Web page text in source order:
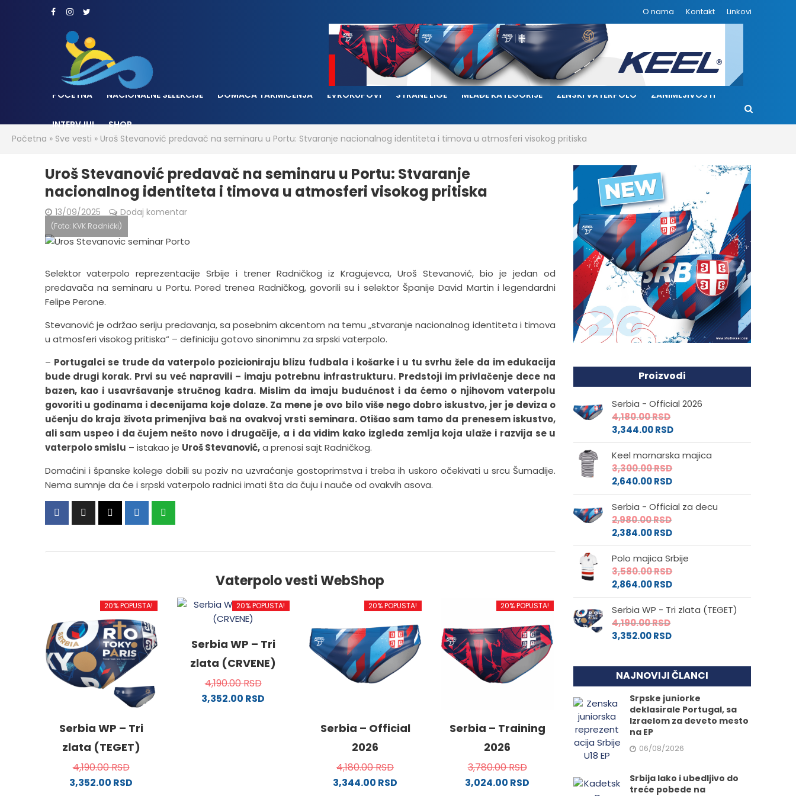
O nama Kontakt Linkovi
POČETNA NACIONALNE SELEKCIJE DOMAĆA TAKMIČENJA EVROKUPOVI STRANE LIGE MLAĐE KATEGORIJE ŽENSKI VATERPOLO ZANIMLJIVOSTI
INTERVJUI
SHOP
Početna » Sve vesti » Uroš Stevanović predavač na seminaru u Portu: Stvaranje nacionalnog identiteta i timova u atmosferi visokog pritiska
Uroš Stevanović predavač na seminaru u Portu: Stvaranje
nacionalnog identiteta i timova u atmosferi visokog pritiska
13/09/2025 Dodaj komentar
(Foto: KVK Radnički)
Selektor vaterpolo reprezentacije Srbije i trener Radničkog iz Kragujevca, Uroš Stevanović, bio je jedan od
predavača na seminaru u Portu. Pored trenea Radničkog, govorili su i selektor Španije David Martin i legendardni
Felipe Perone.
Stevanović je održao seriju predavanja, sa posebnim akcentom na temu „stvaranje nacionalnog identiteta i timova
u atmosferi visokog pritiska“ – definiciju gotovo sinonimnu za srpski vaterpolo.
– Portugalci se trude da vaterpolo pozicioniraju blizu fudbala i košarke i u tu svrhu žele da im edukacija
bude drugi korak. Prvi su već napravili – imaju potrebnu infrastrukturu. Predstoji im privlačenje dece na
bazen, kao i usavršavanje stručnog kadra. Mislim da imaju budućnost i da ćemo o njihovom vaterpolu
govoriti u godinama i decenijama koje dolaze. Za mene je ovo bilo više nego dobro iskustvo, jer je deviza o
učenju do kraja života primenjiva baš na ovakvoj vrsti seminara. Otišao sam tamo da prenesem iskustvo,
ali sam uspeo i da čujem nešto novo i drugačije, a i da vidim kako izgleda zemlja koja ulaže i razvija se u
vaterpolo smislu – istakao je Uroš Stevanović,a prenosi sajt Radničkog.
Domaćini i španske kolege dobili su poziv na uzvraćanje gostoprimstva i treba ih uskoro očekivati u srcu Šumadije.
Nema sumnje da će i srpski vaterpolo radnici imati šta da čuju i nauče od ovakvih asova.
Vaterpolo vesti WebShop
20% POPUSTA!
Serbia WP – Tri
zlata (TEGET)
4,190.00RSD
3,352.00 RSD
20% POPUSTA!
Serbia WP – Tri
zlata (CRVENE)
4,190.00RSD
3,352.00 RSD
20% POPUSTA!
Serbia – Official
2026
4,180.00RSD
3,344.00 RSD
20% POPUSTA!
Serbia – Training
2026
3,780.00RSD
3,024.00 RSD
Proizvodi
Serbia - Official 2026
4,180.00RSD
3,344.00RSD
Keel mornarska majica
3,300.00RSD
2,640.00RSD
Serbia - Official za decu
2,980.00RSD
2,384.00RSD
Polo majica Srbije
3,580.00RSD
2,864.00RSD
Serbia WP - Tri zlata (TEGET)
4,190.00RSD
3,352.00RSD
NAJNOVIJI ČLANCI
Srpske juniorke
deklasirale Portugal, sa
Izraelom za deveto mesto
na EP
06/08/2026
Srbija lako i ubedljivo do
treće pobede na